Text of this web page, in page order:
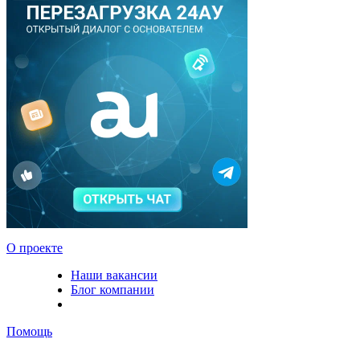
О проекте
Наши вакансии
Блог компании
Помощь